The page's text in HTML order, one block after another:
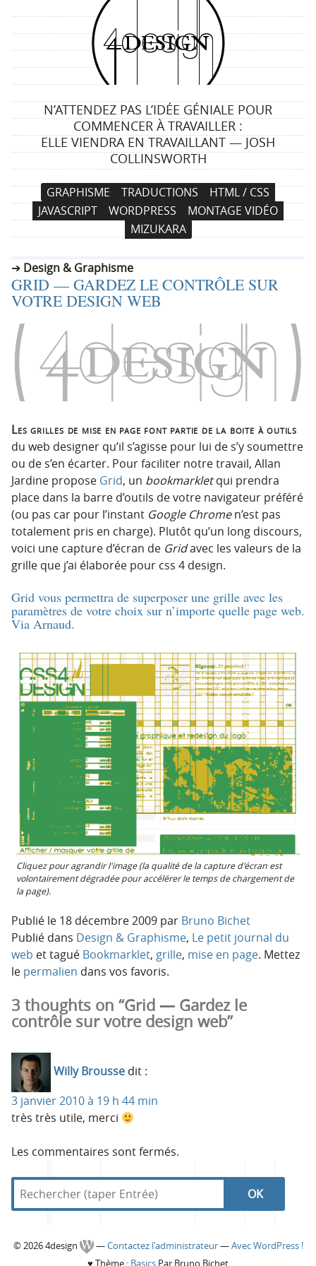
4
d
e
s
i
g
n
N’ATTENDEZ PAS L’IDÉE GÉNIALE POUR
COMMENCER À TRAVAILLER :
ELLE VIENDRA EN TRAVAILLANT — JOSH
COLLINSWORTH
N
a
v
i
a
t
n
r
c
i
p
a
l
e
A
l
l
e
a
u
n
e
n
GRAPHISME TRADUCTIONS
HTML / CSS
JAVASCRIPT
WORDPRESS
MONTAGE VIDÉO
MIZUKARA
Design & Graphisme
GRID — GARDEZ LE CONTRÔLE SUR
VOTRE DESIGN WEB
Les grilles de mise en page font partie de la boite à outils
du web designer qu’il s’agisse pour lui de s’y soumettre
ou de s’en écarter. Pour faciliter notre travail, Allan
Jardine propose Grid, un bookmarkletqui prendra
place dans la barre d’outils de votre navigateur préféré
(ou pas car pour l’instant Google Chromen’est pas
totalement pris en charge). Plutôt qu’un long discours,
voici une capture d’écran de Gridavec les valeurs de la
grille que j’ai élaborée pour css 4 design.
Grid vous permettra de superposer une grille avec les
paramètres de votre choix sur n’importe quelle page web.
Via Arnaud.
Cliquez pour agrandir l'image (la qualité de la capture d'écran est
volontairement dégradée pour accélérer le temps de chargement de
la page).
Publié le 18 décembre 2009 par Bruno Bichet
Publié dans Design & Graphisme, Le petit journal du
web et tagué Bookmarklet, grille, mise en page. Mettez
le permalien dans vos favoris.
3 thoughts on “Grid — Gardez le
contrôle sur votre design web”
Willy Brousse dit :
3 janvier 2010 à 19 h 44 min
très très utile, merci
Les commentaires sont fermés.
R
R
e
d
4
C
© 2026 4design —Contactez l'administrateur—Avec WordPress !
♥ Thème : Basics Par Bruno Bichet